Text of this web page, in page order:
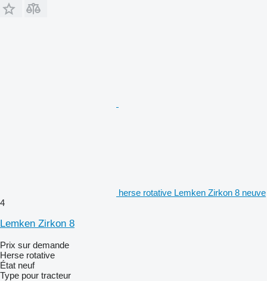
herse rotative Lemken Zirkon 8 neuve
4
Lemken Zirkon 8
Prix sur demande
Herse rotative
État neuf
Type pour tracteur